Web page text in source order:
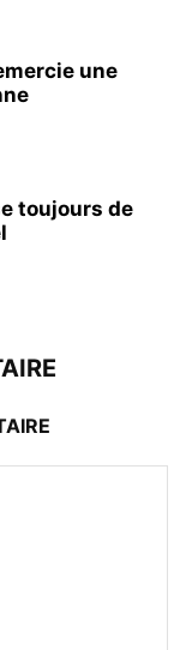
une
toujours de